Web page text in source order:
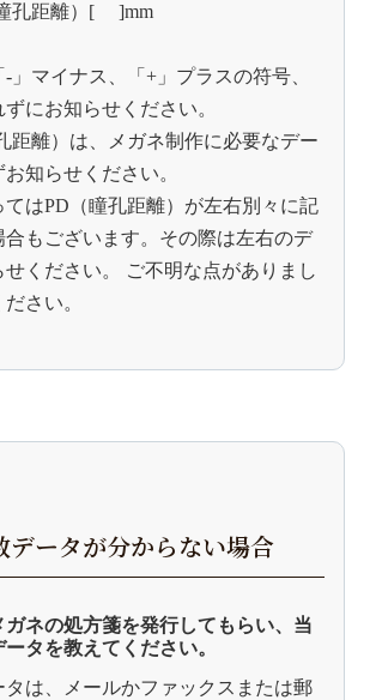
孔距離）[ ]mm
マイナス、「+」プラスの符号、
にお知らせください。
離）は、メガネ制作に必要なデー
知らせください。
はPD（瞳孔距離）が左右別々に記
合もございます。その際は左右のデ
せください。 ご不明な点がありまし
さい。
データが分からない場合
ガネの処方箋を発行してもらい、当
タを教えてください。
タは、メールかファックスまたは郵